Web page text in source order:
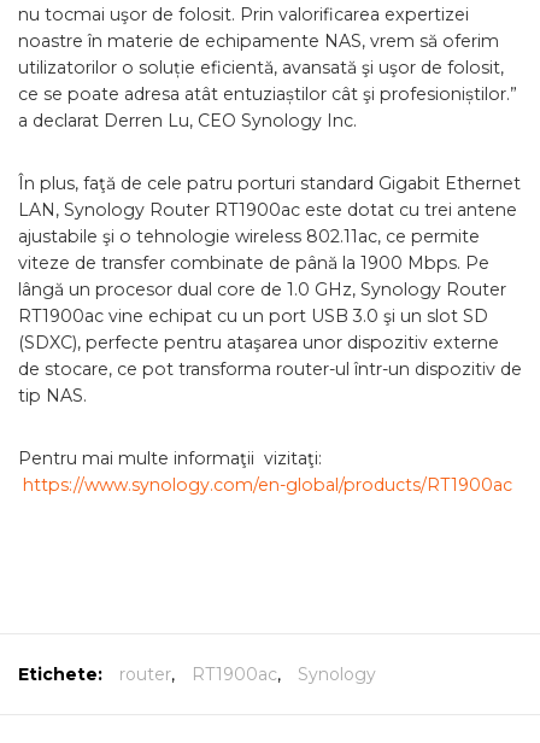
nu tocmai uşor de folosit. Prin valorificarea expertizei
noastre în materie de echipamente NAS, vrem să oferim
utilizatorilor o soluție eficientă, avansată şi uşor de folosit,
ce se poate adresa atât entuziaștilor cât şi profesioniștilor.”
a declarat Derren Lu, CEO Synology Inc.
În plus, faţă de cele patru porturi standard Gigabit Ethernet
LAN, Synology Router RT1900ac este dotat cu trei antene
ajustabile şi o tehnologie wireless 802.11ac, ce permite
viteze de transfer combinate de până la 1900 Mbps. Pe
lângă un procesor dual core de 1.0 GHz, Synology Router
RT1900ac vine echipat cu un port USB 3.0 şi un slot SD
(SDXC), perfecte pentru ataşarea unor dispozitiv externe
de stocare, ce pot transforma router-ul într-un dispozitiv de
tip NAS.
Pentru mai multe informaţii vizitaţi:
https://www.synology.com/en-global/products/RT1900ac
Etichete: router, RT1900ac, Synology